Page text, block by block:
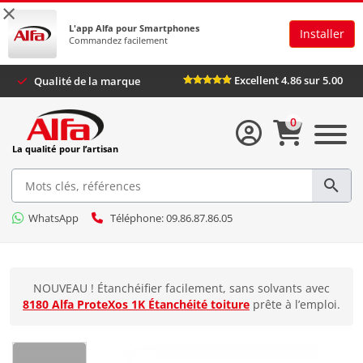
×
L'app Alfa pour Smartphones
Commandez facilement
Installer
Qualité de la marque Excellent 4.86 sur 5.00
La qualité pour l’artisan
WhatsApp Téléphone: 09.86.87.86.05
0
NOUVEAU ! Étanchéifier facilement, sans solvants avec
8180 Alfa ProteXos 1K Étanchéité toiture prête à l’emploi.